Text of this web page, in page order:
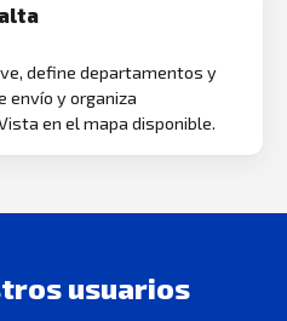
define departamentos y
envío y organiza
en el mapa disponible.
usuarios